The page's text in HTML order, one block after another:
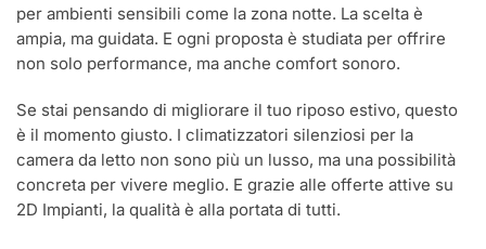
per ambienti sensibili come la zona notte. La scelta è
ampia, ma guidata. E ogni proposta è studiata per offrire
non solo performance, ma anche comfort sonoro.
Se stai pensando di migliorare il tuo riposo estivo, questo
è il momento giusto. I climatizzatori silenziosi per la
camera da letto non sono più un lusso, ma una possibilità
concreta per vivere meglio. E grazie alle offerte attive su
2D Impianti, la qualità è alla portata di tutti.